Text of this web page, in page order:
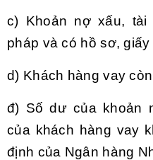
c) Khoản nợ xấu,
pháp và có hồ sơ,
d) Khách hàng vay
đ) Số dư của khoản
của khách hàng vay
định của Ngân hàng